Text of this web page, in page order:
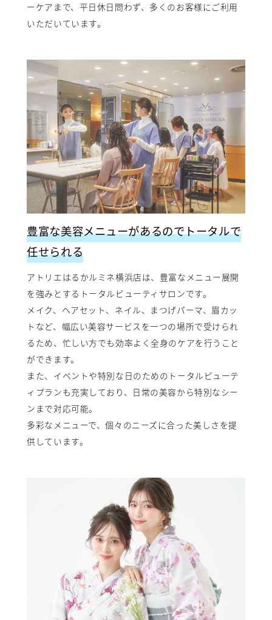
ーケアまで、平日休日問わず、多くのお客様にご利用
いただいています。
豊富な美容メニューがあるのでトータルで
任せられる
アトリエはるかルミネ横浜店は、豊富なメニュー展開
を強みとするトータルビューティサロンです。
メイク、ヘアセット、ネイル、まつげパーマ、眉カッ
トなど、幅広い美容サービスを一つの場所で受けられ
るため、忙しい方でも効率よく全身のケアを行うこと
ができます。
また、イベントや特別な日のためのトータルビューテ
ィプランも充実しており、日常の美容から特別なシー
ンまで対応可能。
多彩なメニューで、個々のニーズに合った美しさを提
供しています。